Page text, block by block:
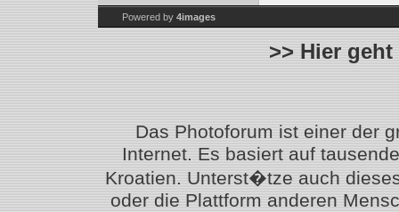
Powered by 4images
>> Hier
Das Photoforum ist einer der
Internet. Es basiert auf
Kroatien. Unterst�tze auch
oder die Plattform anderen